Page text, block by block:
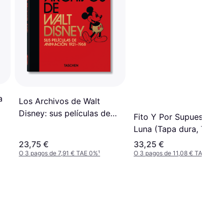
Los Archivos de Walt
Disney: sus películas de
23,75 €
O 3 pagos de 7,91 € TAE 0%¹
Fito Y Por Supuesto
Luna (Tapa dura,
blanda)
33,25 €
O 3 pagos de 11,08 € TAE 0%